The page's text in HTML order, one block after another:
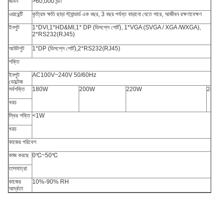
ওয়ারেন্টি
কৃত্রিম ক্ষতি ছাড়া স্ট্যান্ডার্ড এক বছর, 3 বছর পর্যন্ত বাড়ানো যেতে পারে, আজীবন রক্ষণাবেক্ষণ
ইনপুট
1*DVI,1*HD&MI,1* DP (ডিসপ্লে পোর্ট), 1*VGA (SVGA / XGA /WXGA),
2*RS232(RJ45)
আউটপুট
1*DP (ডিসপ্লে পোর্ট),2*RS232(RJ45)
শক্তি
ইনপুট
ভোল্টেজ
AC100V~240V 50/60Hz
সর্বশক্তি 180W 200W 220W
খরচ
স্থির শক্তি <1W
খরচ
কাজের পরিবেশ
কাজ করছে 0℃~50℃
তাপমাত্রা
কাজের
আর্দ্রতা
10%-90% RH